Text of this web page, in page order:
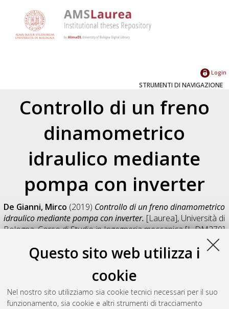
Questo sito web utilizza i
cookie
Nel nostro sito utilizziamo sia cookie tecnici necessari per il suo
funzionamento, sia cookie e altri strumenti di tracciamento
Login
STRUMENTI DI NAVIGAZIONE
Controllo di un freno
dinamometrico
idraulico mediante
pompa con inverter
De Gianni, Mirco (2019) Controllo di un freno dinamometrico
idraulico mediante pompa con inverter. [Laurea], Università di
Bologna, Corso di Studio inIngegneria meccanica [L-DM270]
Salva citazione
Condividi
Il full-text non è disponibile per scelta dell'autore. (
Abstract